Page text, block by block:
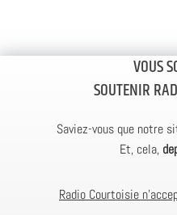
VOUS
SOUTENIR
Saviez-vous que notre
Et, cela,
Radio Courtoisie